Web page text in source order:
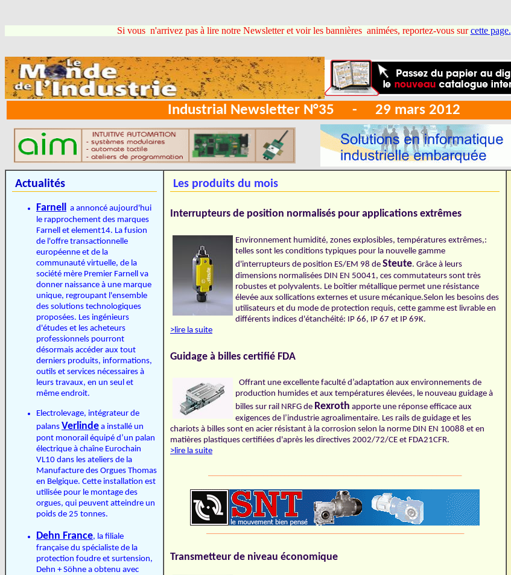
Si vous n'arrivez pas à lire notre Newsletter et voir les bannières animées, reportez-vous sur cette page.
Industrial Newsletter N°35 - 29 mars 2012
Actualités
Farnell a annoncé aujourd'hui
le rapprochement des marques
Farnell et element14. La fusion
de l'offre transactionnelle
européenne et de la
communauté virtuelle, de la
société mère Premier Farnell va
donner naissance à une marque
unique, regroupant l'ensemble
des solutions technologiques
proposées. Les ingénieurs
d'études et les acheteurs
professionnels pourront
désormais accéder aux tout
derniers produits, informations,
outils et services nécessaires à
leurs travaux, en un seul et
même endroit.
Electrolevage, intégrateur de
palans Verlinde a installé un
pont monorail équipé d’un palan
électrique à chaîne Eurochain
VL10 dans les ateliers de la
Manufacture des Orgues Thomas
en Belgique. Cette installation est
utilisée pour le montage des
orgues, qui peuvent atteindre un
poids de 25 tonnes.
Dehn France, la filiale
française du spécialiste de la
protection foudre et surtension,
Dehn + Söhne a obtenu avec
Les produits du mois
Interrupteurs de position normalisés pour applications extrêmes
Environnement humidité, zones explosibles, températures extrêmes,:
telles sont les conditions typiques pour la nouvelle gamme
d'interrupteurs de position ES/EM 98 de Steute. Grâce à leurs
dimensions normalisées DIN EN 50041, ces commutateurs sont très
robustes et polyvalents. Le boîtier métallique permet une résistance
élevée aux sollications externes et usure mécanique.Selon les besoins des
utilisateurs et du mode de protection requis, cette gamme est livrable en
différents indices d'étanchéité: IP 66, IP 67 et IP 69K.
>lire la suite
Guidage à billes certifié FDA
Offrant une excellente faculté d’adaptation aux environnements de
production humides et aux températures élevées, le nouveau guidage à
billes sur rail NRFG de Rexroth apporte une réponse efficace aux
exigences de l’industrie agroalimentaire. Les rails de guidage et les
chariots à billes sont en acier résistant à la corrosion selon la norme DIN EN 10088 et en
matières plastiques certifiées d'après les directives 2002/72/CE et FDA21CFR.
>lire la suite
Transmetteur de niveau économique